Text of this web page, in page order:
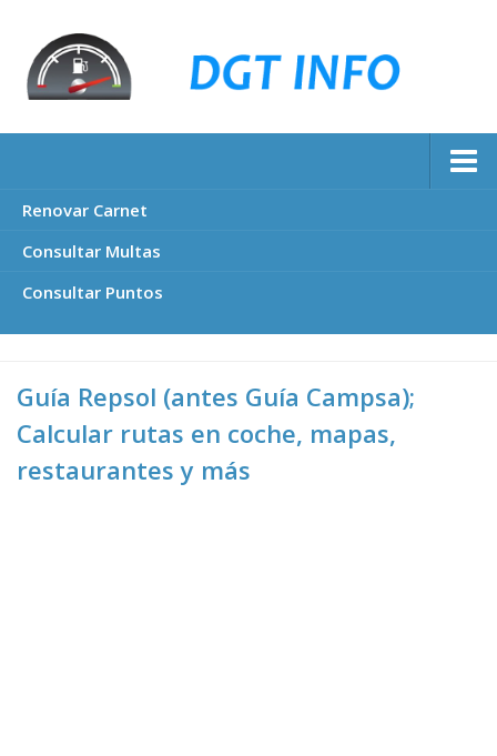
Renovar Carnet
Consultar Multas
Consultar Puntos
Guía Repsol (antes Guía Campsa);
Calcular rutas en coche, mapas,
restaurantes y más